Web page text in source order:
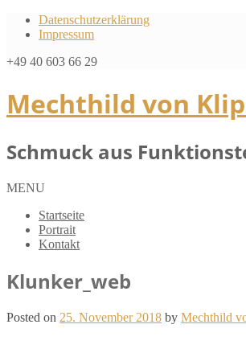
Datenschutzerklärung
Impressum
+49 40 603 66 29
Mechthild von
Schmuck aus
MENU
Startseite
Portrait
Kontakt
Klunker_web
Posted on 25. November 2018 by Mechthild